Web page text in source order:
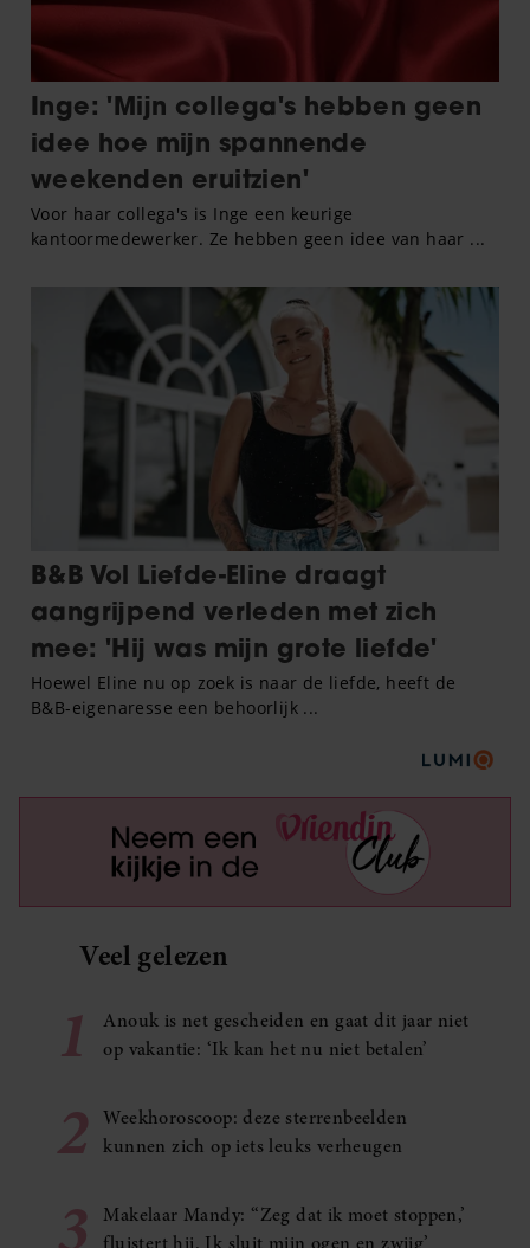
Veel gelezen
1
Anouk is net gescheiden en gaat dit jaar niet
op vakantie: ‘Ik kan het nu niet betalen’
2
Weekhoroscoop: deze sterrenbeelden
kunnen zich op iets leuks verheugen
3
Makelaar Mandy: ‘‘Zeg dat ik moet stoppen,’